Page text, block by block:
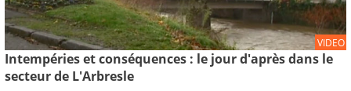
VIDEO
Intempéries et conséquences : le jour d'après dans le
secteur de L'Arbresle